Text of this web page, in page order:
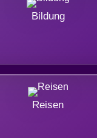
Bildung
Reisen